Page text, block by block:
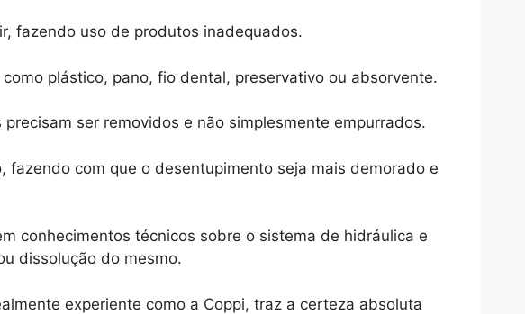
fazendo uso de produtos inadequados.
plástico, pano, fio dental, preservativo ou absorvente.
ser removidos e não simplesmente empurrados.
com que o desentupimento seja mais demorado e
conhecimentos técnicos sobre o sistema de hidráulica e
dissolução do mesmo.
experiente como a Coppi, traz a certeza absoluta